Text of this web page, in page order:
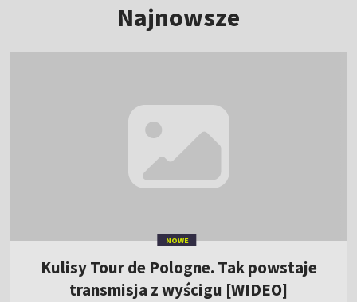
Najnowsze
NOWE
Kulisy Tour de Pologne. Tak powstaje
transmisja z wyścigu [WIDEO]